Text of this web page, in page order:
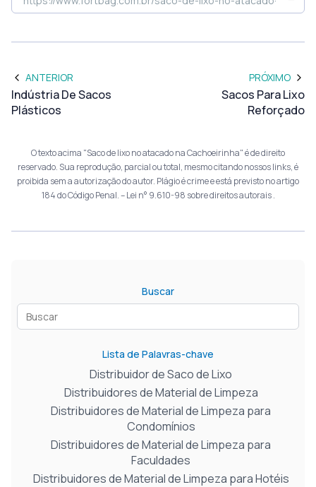
ANTERIOR
Indústria De Sacos
Plásticos
PRÓXIMO
Sacos Para Lixo
Reforçado
O texto acima "Saco de lixo no atacado na Cachoeirinha" é de direito
reservado. Sua reprodução, parcial ou total, mesmo citando nossos links, é
proibida sem a autorização do autor. Plágio é crime e está previsto no artigo
184 do Código Penal. –Lei n° 9.610-98 sobre direitos autorais.
Buscar
Lista de Palavras-chave
Distribuidor de Saco de Lixo
Distribuidores de Material de Limpeza
Distribuidores de Material de Limpeza para
Condomínios
Distribuidores de Material de Limpeza para
Faculdades
Distribuidores de Material de Limpeza para Hotéis